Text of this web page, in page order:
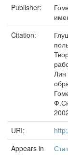
Publisher:
Citation:
Лин
URI:
Appears in